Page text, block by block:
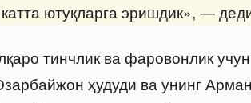
ютуқларга эришдик», —
тинчлик ва фаровонлик
ҳудуди ва унинг